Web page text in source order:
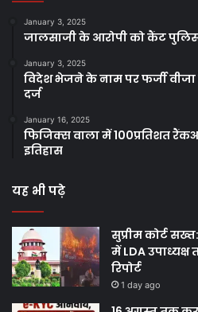
January 3, 2025
जालसाजी के आरोपी को कैंट
January 3, 2025
विदेश भेजने के नाम पर फर्जी
दर्ज
January 16, 2025
फिजिक्स वाला में 100प्रतिशत
इतिहास
यह भी पढ़े
सुप्रीम कोर्ट
में LDA
रिपोर्ट
1 day ago